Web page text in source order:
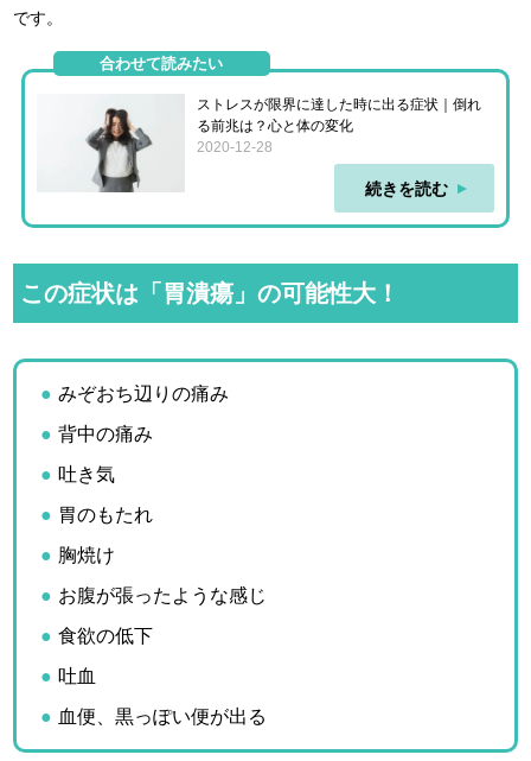
です。
合わせて読みたい
ストレスが限界に達した時に出る症状｜倒れ
る前兆は？心と体の変化
2020-12-28
続きを読む
この症状は「胃潰瘍」の可能性大！
みぞおち辺りの痛み
背中の痛み
吐き気
胃のもたれ
胸焼け
お腹が張ったような感じ
食欲の低下
吐血
血便、黒っぽい便が出る